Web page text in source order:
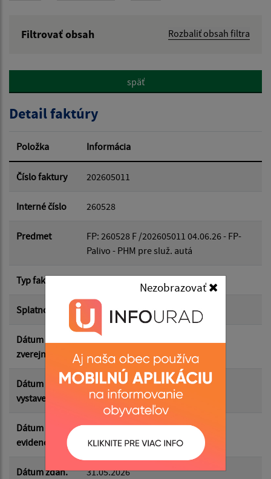
Nezobrazovať
Filtrovať obsah
Rozbaliť obsah filtra
Hľadať v:
Dátum od:
Filtrovať Reset
späť
Detail faktúry
Položka Informácia
Číslo faktury 202605011
Interné číslo 260528
Predmet
FP: 260528 F /202605011 04.06.26 - FP-
Palivo - PHM pre služ. autá
Typ faktúry
Splatnosť 14.06.2026
Dátum
zverejnenia
12.06.2026
Dátum
vystavenia
31.05.2026
Dátum
evidencie
04.06.2026
Dátum zdan. 31.05.2026